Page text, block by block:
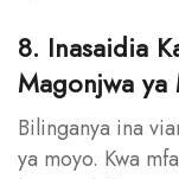
8. Inasaidia
Magonjwa ya
Bilinganya ina
ya moyo. Kwa